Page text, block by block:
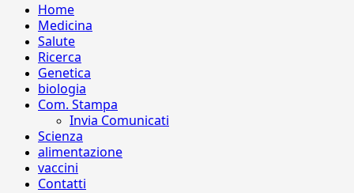
Home
Medicina
Salute
Ricerca
Genetica
biologia
Com. Stampa
Invia Comunicati
Scienza
alimentazione
vaccini
Contatti